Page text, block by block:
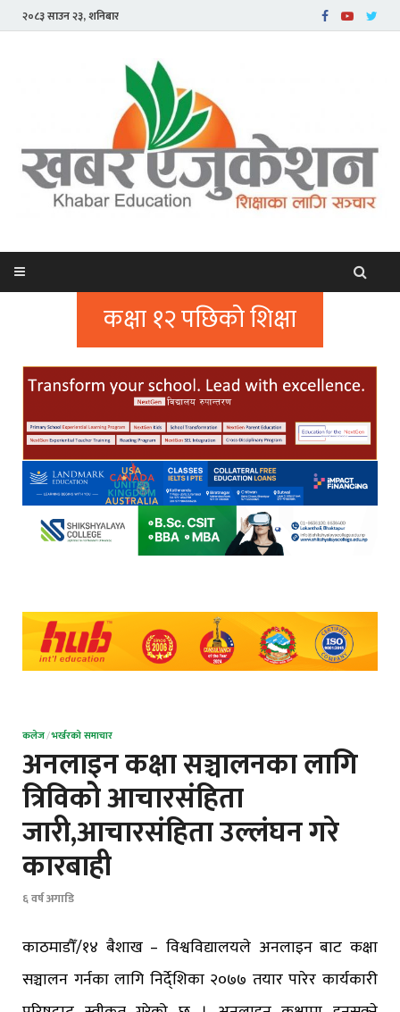
२०८३ साउन २३, शनिबार
कक्षा १२ पछिको शिक्षा
कलेज/भर्खरको समाचार
अनलाइन कक्षा सञ्चालनका लागि
त्रिविकोे आचारसंहिता
जारी,आचारसंहिता उल्लंघन गरे
कारबाही
६ वर्ष अगाडि
काठमाडौँ/१४ बैशाख – विश्वविद्यालयले अनलाइन बाट कक्षा
सञ्चालन गर्नका लागि निर्दे्शिका २०७७ तयार पारेर कार्यकारी